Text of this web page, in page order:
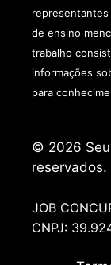
de ensino
trabalho
informações
para
© 2026
reservados.
JOB
CNPJ: